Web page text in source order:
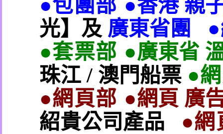
●包團部 ●香港 親
光】及 廣東省團
●套票部 ●廣東省
珠江/ 澳門船票 ●
●網頁部 ●網頁 廣
紹貴公司產品
●網